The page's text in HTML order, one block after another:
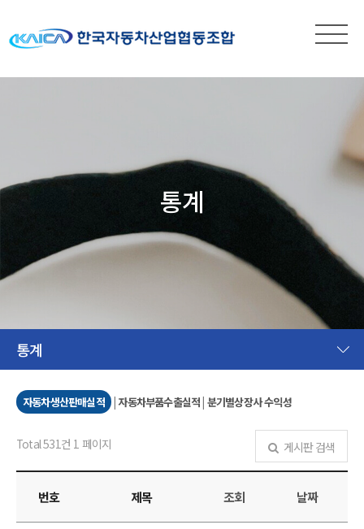
통계
통계
자동차생산판매실적 | 자동차부품수출실적| 분기별상장사 수익성
Total 531건 1 페이지 게시판 검색
번호 제목 조회 날짜